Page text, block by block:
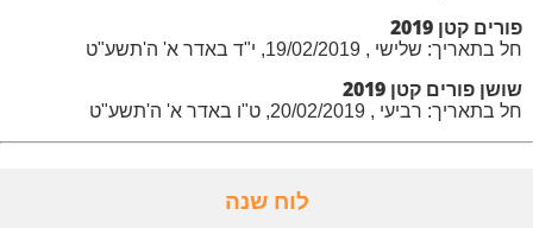
פורים קטן 2019
חל בתאריך: שלישי , 19/02/2019, י"ד באדר א' ה'תשע"ט
שושן פורים קטן 2019
חל בתאריך: רביעי , 20/02/2019, ט"ו באדר א' ה'תשע"ט
לוח שנה